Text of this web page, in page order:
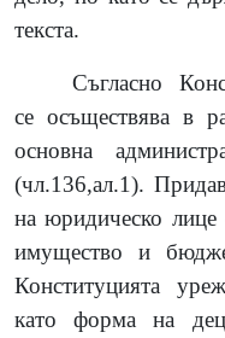
текста.
Съгласно
се осъществява в
основна
(чл.136,ал.1).
на юридическо лице
имущество и
Конституцията
като форма на